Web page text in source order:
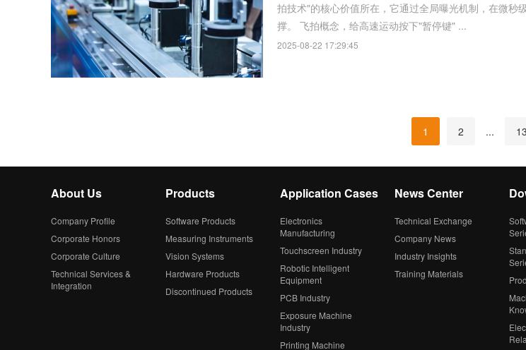
拍技术"的核心价值所在，它通过全局曝光机制，在微
撑。 飞拍概念，给高速运动按下"暂停键" ...
2025-08-22 17:29:45
1 2 ... 13
About Us
Company Profile
Corporate Honors
Corporate Culture
Technical Services &
Integration
Products
Software Products
Measuring Instruments
Vision Systems
Hardware Products
Discontinued Products
Application Cases
Electronics
Manufacturing
Touchscreen Industry
Robotic Intelligent
Equipment
PCB Industry
Exposure Machine
Industry
Printing Machine
News Center
Technical Exchange
Company News
Industry Insights
Training Materials